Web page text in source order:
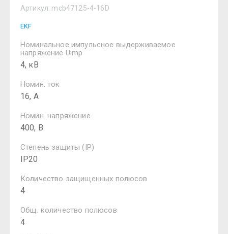
Артикул: mcb47125-4-16D
EKF
Номинальное импульсное выдерживаемое
напряжение Uimp
4, кВ
Номин. ток
16, А
Номин. напряжение
400, В
Степень защиты (IP)
IP20
Количество защищенных полюсов
4
Общ. количество полюсов
4